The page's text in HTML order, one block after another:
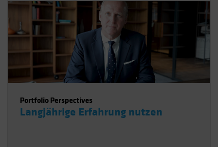
Portfolio Perspectives
Langjährige Erfahrung nutzen